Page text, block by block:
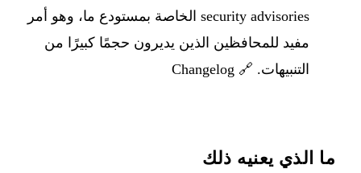
security advisories الخاصة بمستودع ما، وهو أمر
مفيد للمحافظين الذين يديرون حجمًا كبيرًا من
التنبيهات. 🔗 Changelog
ما الذي يعنيه ذلك